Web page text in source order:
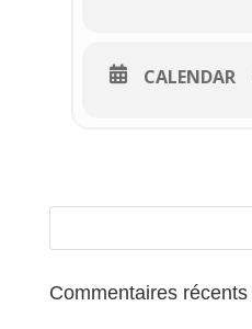
CALENDAR
Commentaires récents